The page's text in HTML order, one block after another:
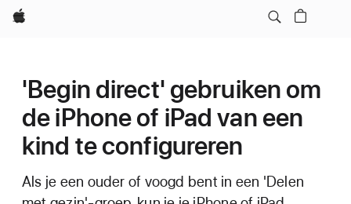
Apple
'Begin direct' gebruiken om
de iPhone of iPad van een
kind te configureren
Als je een ouder of voogd bent in een 'Delen